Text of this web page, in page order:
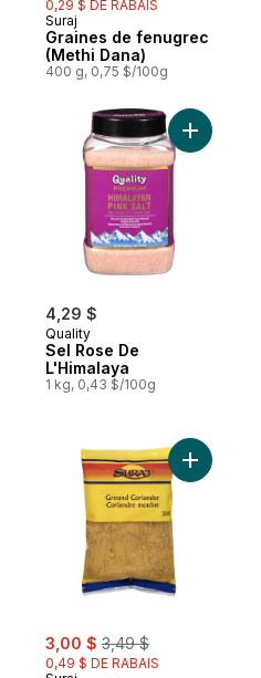
0,29 $ DE RABAIS
Suraj
Graines de fenugrec
(Methi Dana)
400 g, 0,75 $/100g
4,29 $
Quality
Sel Rose De
L'Himalaya
1 kg, 0,43 $/100g
sale:
3,00 $ , formerly:
3,49 $
0,49 $ DE RABAIS
Ajouter